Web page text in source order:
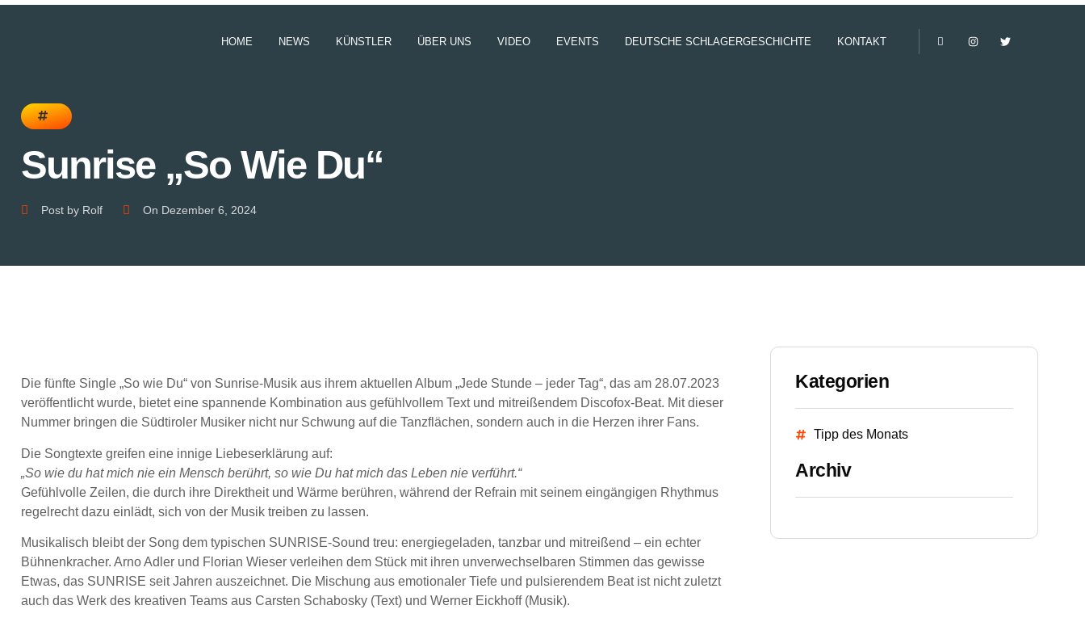
HOME NEWS KÜNSTLER ÜBER UNS VIDEO EVENTS DEUTSCHE SCHLAGERGESCHICHTE KONTAKT
Sunrise „So Wie Du“
Post by Rolf On Dezember 6, 2024
Die fünfte Single „So wie Du“ von Sunrise-Musik aus ihrem aktuellen Album „Jede Stunde – jeder Tag“, das am 28.07.2023
veröffentlicht wurde, bietet eine spannende Kombination aus gefühlvollem Text und mitreißendem Discofox-Beat. Mit dieser
Nummer bringen die Südtiroler Musiker nicht nur Schwung auf die Tanzflächen, sondern auch in die Herzen ihrer Fans.
Die Songtexte greifen eine innige Liebeserklärung auf:
„So wie du hat mich nie ein Mensch berührt, so wie Du hat mich das Leben nie verführt.“
Gefühlvolle Zeilen, die durch ihre Direktheit und Wärme berühren, während der Refrain mit seinem eingängigen Rhythmus
regelrecht dazu einlädt, sich von der Musik treiben zu lassen.
Musikalisch bleibt der Song dem typischen SUNRISE-Sound treu: energiegeladen, tanzbar und mitreißend – ein echter
Bühnenkracher. Arno Adler und Florian Wieser verleihen dem Stück mit ihren unverwechselbaren Stimmen das gewisse
Etwas, das SUNRISE seit Jahren auszeichnet. Die Mischung aus emotionaler Tiefe und pulsierendem Beat ist nicht zuletzt
auch das Werk des kreativen Teams aus Carsten Schabosky (Text) und Werner Eickhoff (Musik).
Kategorien
Tipp des Monats
Archiv